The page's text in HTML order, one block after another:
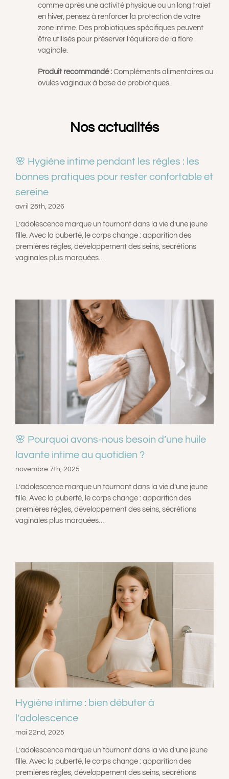
comme après une activité physique ou un long trajet
en hiver, pensez à renforcer la protection de votre
zone intime. Des probiotiques spécifiques peuvent
être utilisés pour préserver l’équilibre de la flore
vaginale.
Produit recommandé :Compléments alimentaires ou
ovules vaginaux à base de probiotiques.
Nos actualités
🌸 Hygiène intime pendant les règles : les
bonnes pratiques pour rester confortable et
sereine
avril 28th, 2026
L’adolescence marque un tournant dans la vie d’une jeune
fille. Avec la puberté, le corps change : apparition des
premières règles, développement des seins, sécrétions
vaginales plus marquées…
🌸 Pourquoi avons-nous besoin d’une huile
lavante intime au quotidien ?
novembre 7th, 2025
L’adolescence marque un tournant dans la vie d’une jeune
fille. Avec la puberté, le corps change : apparition des
premières règles, développement des seins, sécrétions
vaginales plus marquées…
Hygiène intime : bien débuter à
l’adolescence
mai 22nd, 2025
L’adolescence marque un tournant dans la vie d’une jeune
fille. Avec la puberté, le corps change : apparition des
premières règles, développement des seins, sécrétions